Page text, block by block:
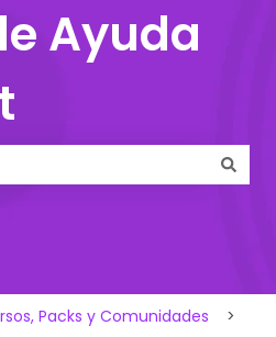
Ayuda
Packs y Comunidades